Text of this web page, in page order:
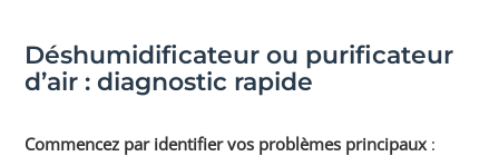
Déshumidificateur ou purificateur
d’air : diagnostic rapide
Commencez par identifier vos problèmes principaux :